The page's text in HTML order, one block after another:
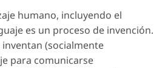
humano, incluyendo el
es un proceso de invención.
(socialmente
para comunicarse